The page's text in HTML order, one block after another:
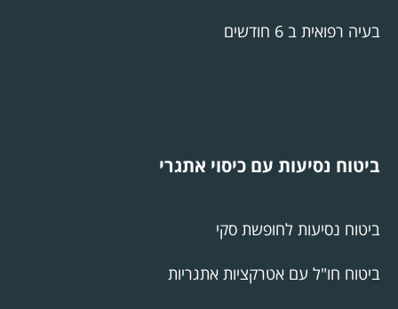
בעיה רפואית ב 6 חודשים
ביטוח נסיעות עם כיסוי אתגרי
ביטוח נסיעות לחופשת סקי
ביטוח חו"ל עם אטרקציות אתגריות